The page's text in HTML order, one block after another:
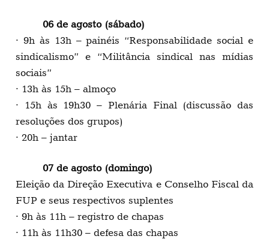
06 de agosto (sábado)
· 9h às 13h – painéis “Responsabilidade social e
sindicalismo” e “Militância sindical nas mídias
sociais”
· 13h às 15h – almoço
· 15h às 19h30 – Plenária Final (discussão das
resoluções dos grupos)
· 20h – jantar
07 de agosto (domingo)
Eleição da Direção Executiva e Conselho Fiscal da
FUP e seus respectivos suplentes
· 9h às 11h – registro de chapas
· 11h às 11h30 – defesa das chapas